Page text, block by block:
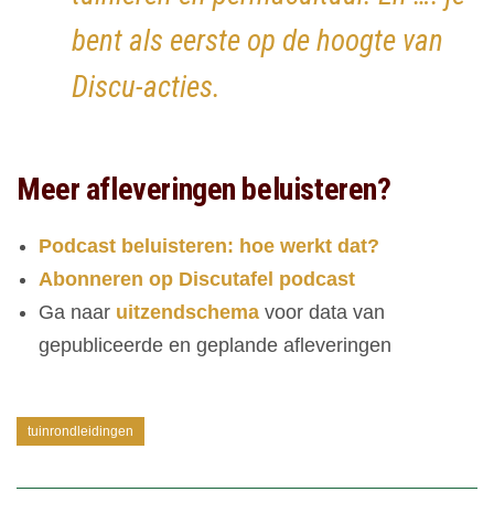
bent als eerste op de hoogte van
Discu-acties.
Meer afleveringen beluisteren?
Podcast beluisteren: hoe werkt dat?
Abonneren op Discutafel podcast
Ga naar uitzendschema voor data van
gepubliceerde en geplande afleveringen
tuinrondleidingen